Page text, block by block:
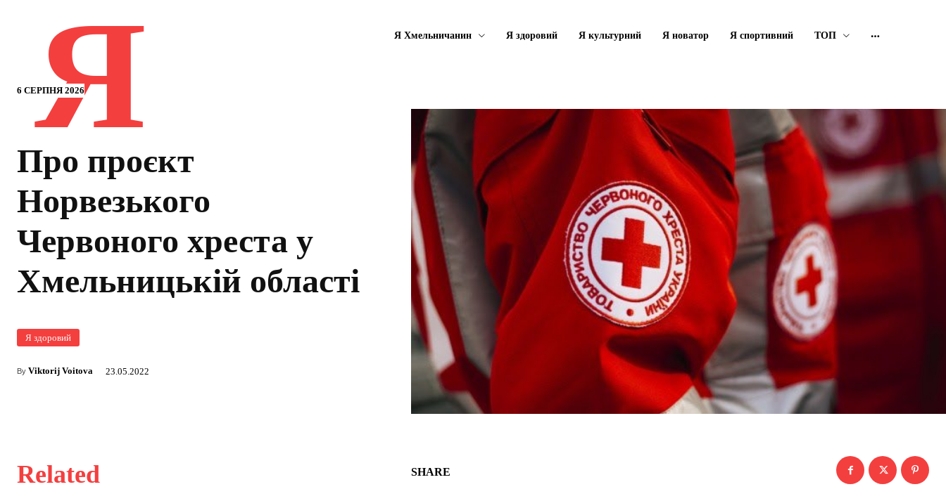
6 СЕРПНЯ 2026
Я Я Хмельничанин Я здоровий Я культурний Я новатор Я спортивний ТОП
Про проєкт
Норвезького
Червоного хреста у
Хмельницькій області
Я здоровий
By Viktorij Voitova 23.05.2022
Related SHARE